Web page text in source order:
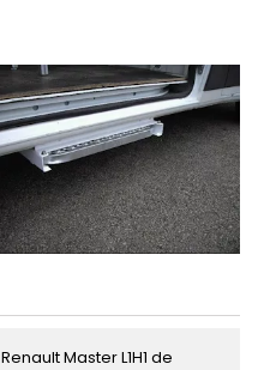
Renault Master L1H1 de